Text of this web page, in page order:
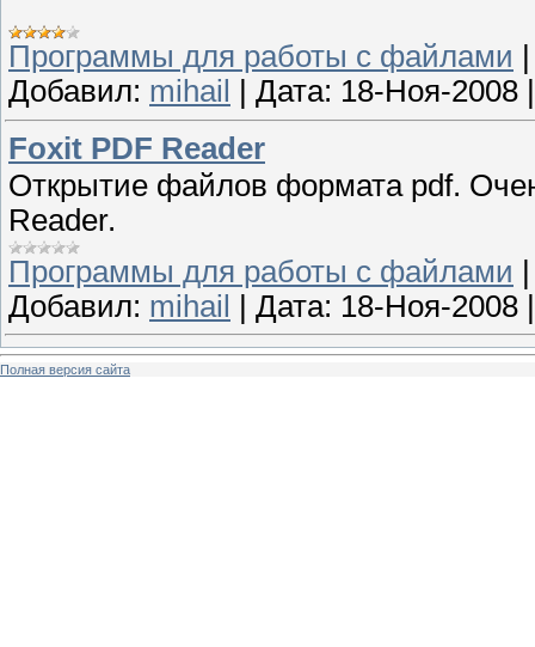
Программы для работы с файлами
Добавил: mihail Дата: 18-Ноя-2008
Foxit PDF Reader
Открытие файлов формата pdf.
Reader.
Программы для работы с файлами
Добавил: mihail Дата: 18-Ноя-2008
Полная версия сайта